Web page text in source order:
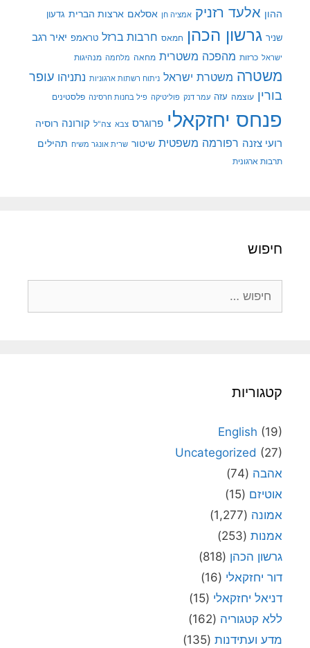
ההון אלעד רזניק אמציה חן אסלאם ארצות הברית גדעון
שניר גרשון הכהן חמאס חרבות ברזל טראמפ יאיר רגב
ישראל כרזות מהפכה משטרית מחאה מלחמה מנהיגות
משטרה משטרת ישראל ניתוח רשתות ארגוניות נתניהו עופר
בורין עוצמה עזה עמר דנק פוליטיקה פיל בחנות חרסינה פלסטינים
פנחס יחזקאלי פרוגרס צבא צה"ל קורונה רוסיה
רועי צזנה רפורמה משפטית שיטור שרית אונגר משיח תהילים
תרבות ארגונית
חיפוש
קטגוריות
English (19)
Uncategorized (27)
אהבה (74)
אוטיזם (15)
אמונה (1,277)
אמנות (253)
גרשון הכהן (818)
דור יחזקאלי (16)
דניאל יחזקאלי (15)
ללא קטגוריה (162)
מדע ועתידנות (135)